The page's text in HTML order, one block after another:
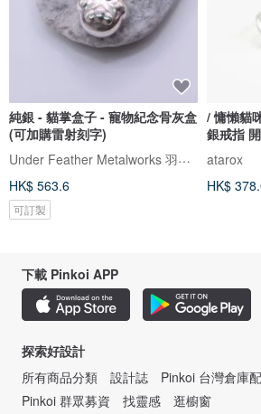
純銀 - 貓掌盒子 - 寵物紀念骨灰盒
(可加購雷射刻字)
Under Feather Metalworks 羽下金工
HK$ 563.6
可訂製
/ 慵懶貓
銀戒指
atarox
HK$
下載 Pinkoi APP
探索好設計
所有商品分類
設計誌 Pinkoi 台灣倉庫
Pinkoi 群眾募資
找靈感 逛櫥窗